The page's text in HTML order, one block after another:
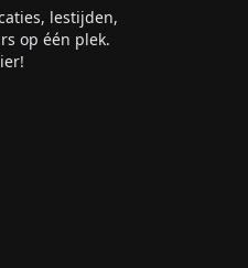
lestijden,
op één plek.